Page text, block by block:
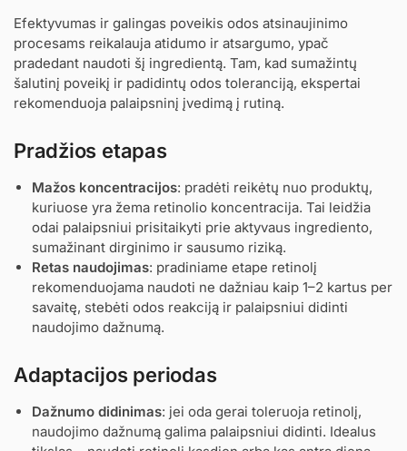
Efektyvumas ir galingas poveikis odos atsinaujinimo
procesams reikalauja atidumo ir atsargumo, ypač
pradedant naudoti šį ingredientą. Tam, kad sumažintų
šalutinį poveikį ir padidintų odos toleranciją, ekspertai
rekomenduoja palaipsninį įvedimą į rutiną.
Pradžios etapas
Mažos koncentracijos: pradėti reikėtų nuo produktų,
kuriuose yra žema retinolio koncentracija. Tai leidžia
odai palaipsniui prisitaikyti prie aktyvaus ingrediento,
sumažinant dirginimo ir sausumo riziką.
Retas naudojimas: pradiniame etape retinolį
rekomenduojama naudoti ne dažniau kaip 1–2 kartus per
savaitę, stebėti odos reakciją ir palaipsniui didinti
naudojimo dažnumą.
Adaptacijos periodas
Dažnumo didinimas: jei oda gerai toleruoja retinolį,
naudojimo dažnumą galima palaipsniui didinti. Idealus